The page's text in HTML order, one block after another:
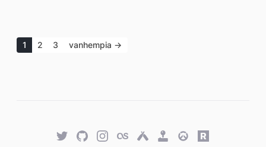
1 2 3 vanhempia →
TwitterGitHubTwitterLast.fmUntappd
RetroOverwatch
Rawg.io